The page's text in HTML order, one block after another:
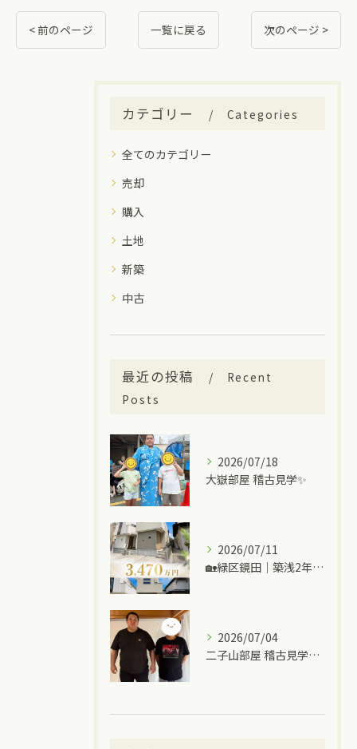
< 前のページ 一覧に戻る 次のページ >
カテゴリー Categories
全てのカテゴリー
売却
購入
土地
新築
中古
最近の投稿
Recent
Posts
2026/07/18
大嶽部屋 稽古見学✨
2026/07/11
🏡緑区鏡田｜築浅2年の中古一戸建て
2026/07/04
二子山部屋 稽古見学＆ちゃんこ🍲